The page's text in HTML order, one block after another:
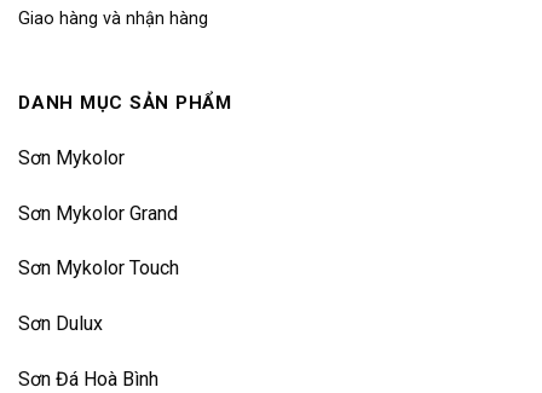
Giao hàng và nhận hàng
DANH MỤC SẢN PHẨM
Sơn Mykolor
Sơn Mykolor Grand
Sơn Mykolor Touch
Sơn Dulux
Sơn Đá Hoà Bình